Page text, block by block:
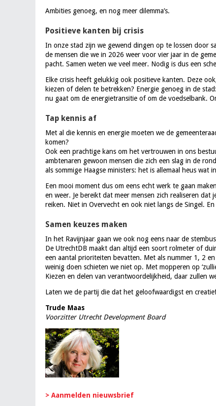
Ambities genoeg, en nog meer dilemma’s.
Positieve kanten bij crisis
In onze stad zijn we gewend dingen op te lossen door
de mensen die we in 2026 weer voor vier jaar in de
pacht. Samen weten we veel meer. Nodig is dus een
Elke crisis heeft gelukkig ook positieve kanten. Deze
kiezen of delen te betrekken? Energie genoeg in de
nu gaat om de energietransitie of om de voedselbank.
Tap kennis af
Met al die kennis en energie moeten we de
komen?
Ook een prachtige kans om het vertrouwen in ons
ambtenaren gewoon mensen die zich een slag in de
als sommige Haagse ministers: het is allemaal heus wat
Een mooi moment dus om eens echt werk te gaan
en weer. Je bereikt dat meer mensen zich realiseren
reiken. Niet in Overvecht en ook niet langs de Singel. En
Samen keuzes maken
In het Ravijnjaar gaan we ook nog eens naar de
De UtrechtDB maakt dan altijd een soort rolmeter of
een aantal prioriteiten bevatten. Met als nummer 1, 2
weinig doen schieten we niet op. Met mopperen op
Kiezen en delen van verantwoordelijkheid, daar zullen
Laten we de partij die dat het geloofwaardigst en
Trude Maas
Voorzitter Utrecht Development Board
> Aanmelden nieuwsbrief